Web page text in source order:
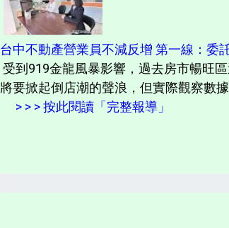
台中不動產營業員不減反增 第一線：委
受到919金龍風暴影響，過去房市暢旺
將要掀起倒店潮的聲浪，但實際觀察數
> > > 按此閱讀「完整報導」